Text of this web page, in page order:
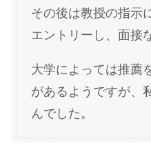
その後は教授の指示
エントリーし、面接
大学によっては推薦
があるようですが、
んでした。